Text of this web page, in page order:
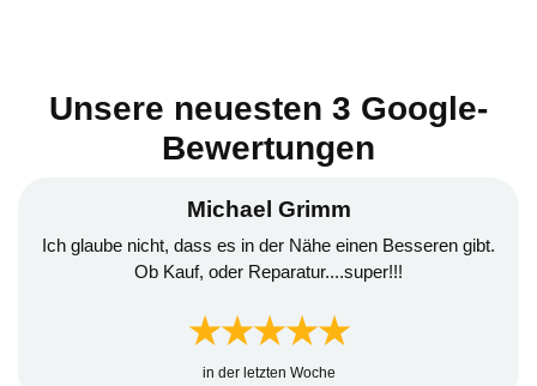
Unsere neuesten 3 Google-
Bewertungen
Michael Grimm
Ich glaube nicht, dass es in der Nähe einen Besseren gibt.
Ob Kauf, oder Reparatur....super!!!
★★★★★
in der letzten Woche